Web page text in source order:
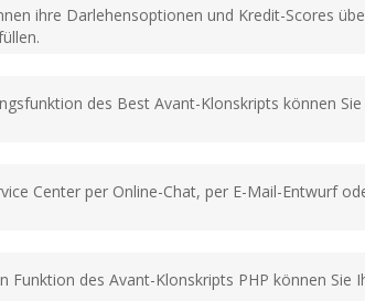
ihre Darlehensoptionen und Kredit-Scores
des Best Avant-Klonskripts können
Center per Online-Chat, per E-Mail-Entwurf
Funktion des Avant-Klonskripts PHP können